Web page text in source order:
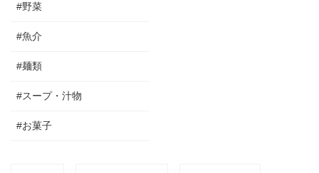
#野菜
#魚介
#麺類
#スープ・汁物
#お菓子